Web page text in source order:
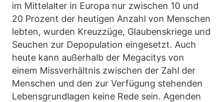
im Mittelalter in Europa nur zwischen 10 und
20 Prozent der heutigen Anzahl von Menschen
lebten, wurden Kreuzzüge, Glaubenskriege und
Seuchen zur Depopulation eingesetzt. Auch
heute kann außerhalb der Megacitys von
einem Missverhältnis zwischen der Zahl der
Menschen und den zur Verfügung stehenden
Lebensgrundlagen keine Rede sein. Agenden